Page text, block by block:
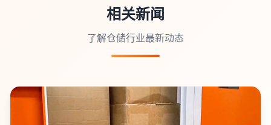
相关新闻
了解仓储行业最新动态